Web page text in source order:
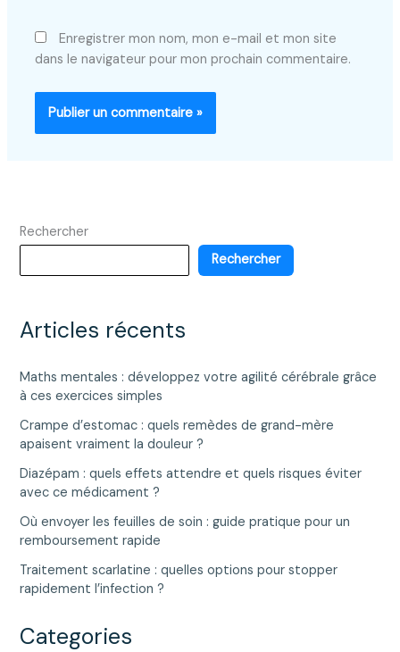
Enregistrer mon nom, mon e-mail et mon site
dans le navigateur pour mon prochain commentaire.
Rechercher
Rechercher
Articles récents
Maths mentales : développez votre agilité cérébrale grâce
à ces exercices simples
Crampe d’estomac : quels remèdes de grand-mère
apaisent vraiment la douleur ?
Diazépam : quels effets attendre et quels risques éviter
avec ce médicament ?
Où envoyer les feuilles de soin : guide pratique pour un
remboursement rapide
Traitement scarlatine : quelles options pour stopper
rapidement l’infection ?
Categories